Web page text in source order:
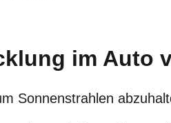
im Auto
Sonnenstrahlen